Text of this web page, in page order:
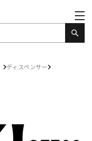
ディスペンサー